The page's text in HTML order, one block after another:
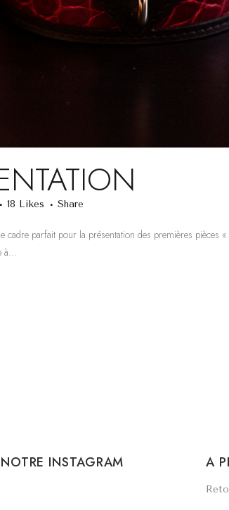
18 Likes Share
parfait pour la présentation des premières pièces
à...
INSTAGRAM A